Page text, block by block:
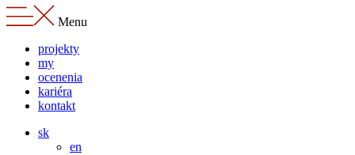
Menu
projekty
my
ocenenia
kariéra
kontakt
sk
en